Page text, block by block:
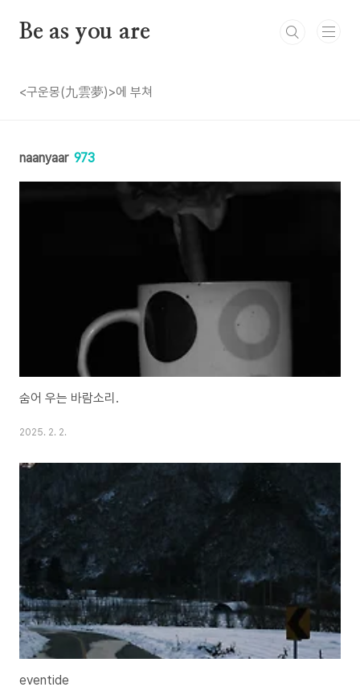
Be as you are
<구운몽(九雲夢)>에 부쳐
naanyaar 973
숨어 우는 바람소리.
2025. 2. 2.
eventide